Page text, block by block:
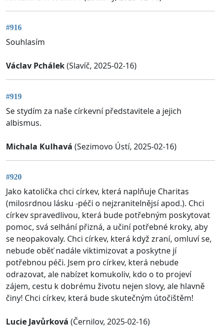
#916
Souhlasím
Václav Pchálek(Slavíč, 2025-02-16)
#919
Se stydím za naše církevní představitele a jejich
albismus.
Michala Kulhavá (Sezimovo Ústí, 2025-02-16)
#920
Jako katolička chci církev, která naplňuje Charitas
(milosrdnou lásku -péči o nejzranitelnějsí apod.). Chci
církev spravedlivou, která bude potřebným poskytovat
pomoc, svá selhání přizná, a učiní potřebné kroky, aby
se neopakovaly. Chci církev, která když zraní, omluví se,
nebude oběť nadále viktimizovat a poskytne jí
potřebnou péči. Jsem pro církev, která nebude
odrazovat, ale nabízet komukoliv, kdo o to projeví
zájem, cestu k dobrému životu nejen slovy, ale hlavně
činy! Chci církev, která bude skutečným útočištěm!
Lucie Javůrková (Černilov, 2025-02-16)